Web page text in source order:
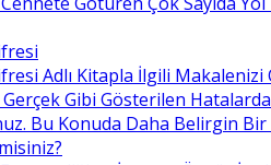
Adlı Kitapla İlgili Makalenizi
Gibi Gösterilen
Bu Konuda Daha Belirgin Bir